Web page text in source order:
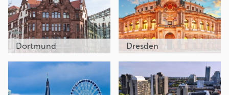
Dortmund Dresden